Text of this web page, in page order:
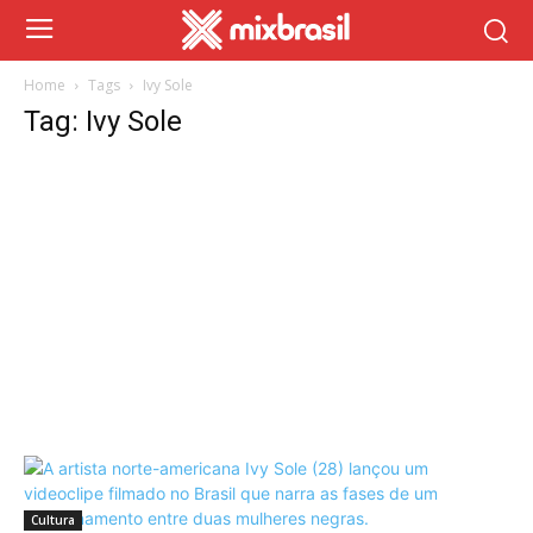
Home Tags Ivy Sole
Tag: Ivy Sole
Cultura